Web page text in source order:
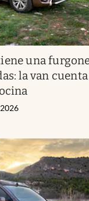
una
la van